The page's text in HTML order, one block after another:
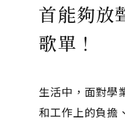
首能夠放
歌單！
生活中，面對學
和工作上的負擔